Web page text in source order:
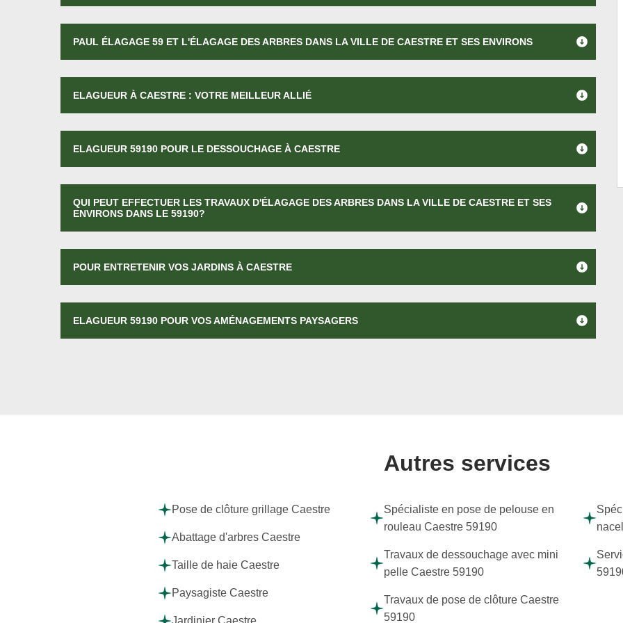
PAUL ÉLAGAGE 59 ET L'ÉLAGAGE DES ARBRES DANS LA VILLE DE CAESTRE ET SES ENVIRONS
ELAGUEUR À CAESTRE : VOTRE MEILLEUR ALLIÉ
ELAGUEUR 59190 POUR LE DESSOUCHAGE À CAESTRE
QUI PEUT EFFECTUER LES TRAVAUX D'ÉLAGAGE DES ARBRES DANS LA VILLE DE CAESTRE ET SES
ENVIRONS DANS LE 59190?
POUR ENTRETENIR VOS JARDINS À CAESTRE
ELAGUEUR 59190 POUR VOS AMÉNAGEMENTS PAYSAGERS
Autres services
Pose de clôture grillage Caestre
Abattage d'arbres Caestre
Taille de haie Caestre
Paysagiste Caestre
Jardinier Caestre
Spécialiste en pose de pelouse en
rouleau Caestre 59190
Travaux de dessouchage avec mini
pelle Caestre 59190
Travaux de pose de clôture Caestre
59190